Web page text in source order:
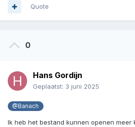
Quote
0
Hans Gordijn
Geplaatst: 3 juni 2025
@Banach
Ik heb het bestand kunnen openen